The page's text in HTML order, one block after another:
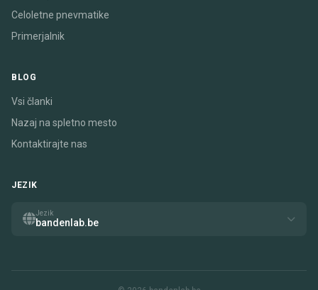
Celoletne pnevmatike
Primerjalnik
BLOG
Vsi članki
Nazaj na spletno mesto
Kontaktirajte nas
JEZIK
Jezik
bandenlab.be